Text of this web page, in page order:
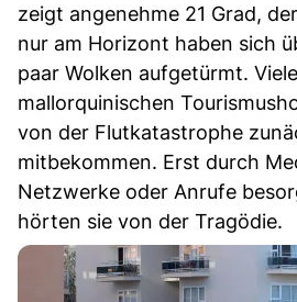
zeigt angenehme 21 Grad,
nur am Horizont haben sich
paar Wolken aufgetürmt.
mallorquinischen
von der Flutkatastrophe
mitbekommen. Erst durch
Netzwerke oder Anrufe
hörten sie von der Tragödie.